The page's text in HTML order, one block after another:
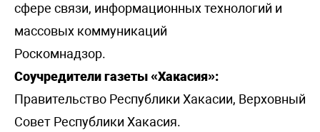
сфере связи, информационных технологий и
массовых коммуникаций
Роскомнадзор.
Соучредители газеты «Хакасия»:
Правительство Республики Хакасии, Верховный
Совет Республики Хакасия.